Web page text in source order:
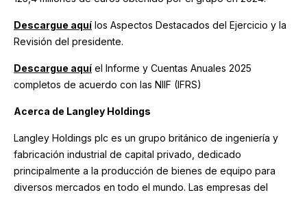
Descargue aquí los Aspectos Destacados del Ejercicio y la
Revisión del presidente.
Descargue aquí el Informe y Cuentas Anuales 2025
completos de acuerdo con las NIIF (IFRS)
Acerca de Langley Holdings
Langley Holdings plc es un grupo británico de ingeniería y
fabricación industrial de capital privado, dedicado
principalmente a la producción de bienes de equipo para
diversos mercados en todo el mundo. Las empresas del